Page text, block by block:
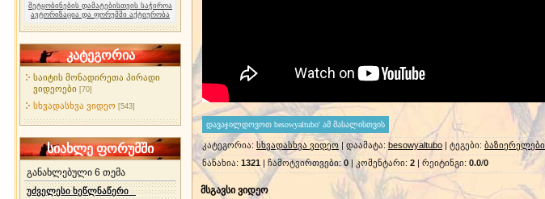
შეტყობინების დამატებისთვის საჭიროა
ავტორიზაცია და ფორუმში აქტიურობა
კატეგორია
საიტის მონადირეთა პირადი
ვიდეოები [70]
სხვადასხვა ვიდეო [543]
სიახლე ფორუმში
განახლებული 6 თემა
უძველესი ხეწლნაწერი
კატეგორია: სხვადასხვა ვიდეო | დაამატა: besowyaltubo | ტეგები: ბაზიერელები
ნანახია: 1321 | ჩამოტვირთვები: 0 | კომენტარი: 2 | რეიტინგი: 0.0/0
მსგავსი ვიდეო